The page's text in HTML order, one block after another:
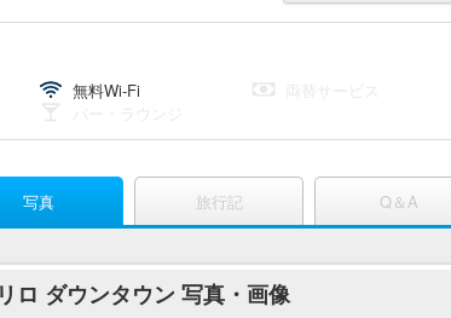
無料Wi-Fi
写真 旅行記 Q＆A
ロ ダウンタウン 写真・画像